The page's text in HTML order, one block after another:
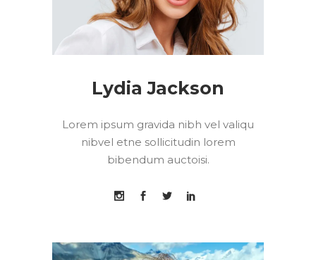
Lydia Jackson
Lorem ipsum gravida nibh vel valiqu
nibvel etne sollicitudin lorem
bibendum auctoisi.